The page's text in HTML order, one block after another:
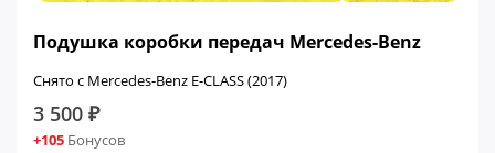
Подушка коробки передач Mercedes-Benz
Снято с Mercedes-Benz E-CLASS (2017)
3 500 ₽
+105 Бонусов